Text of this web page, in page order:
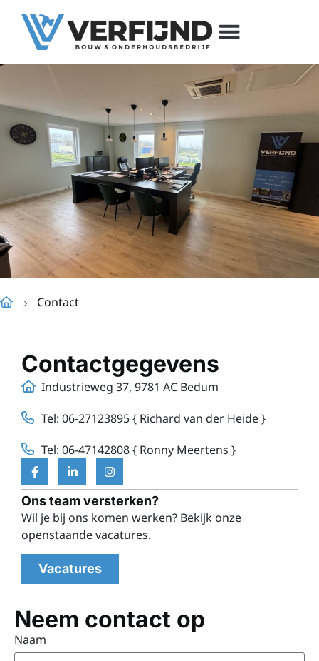
Contact
Neem contact op
Naam
Contactgegevens
Industrieweg 37, 9781 AC Bedum
Tel: 06-27123895 { Richard van der Heide }
Tel: 06-47142808 { Ronny Meertens }
Ons team versterken?
Wil je bij ons komen werken? Bekijk onze
openstaande vacatures.
Vacatures